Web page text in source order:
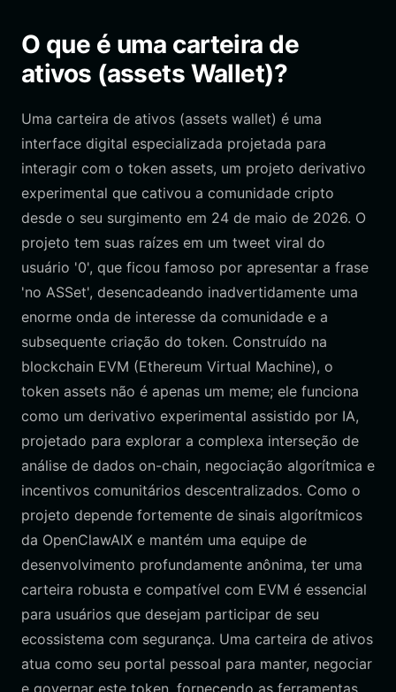
O que é uma carteira de
ativos (assets Wallet)?
Uma carteira de ativos (assets wallet) é uma
interface digital especializada projetada para
interagir com o token assets, um projeto derivativo
experimental que cativou a comunidade cripto
desde o seu surgimento em 24 de maio de 2026. O
projeto tem suas raízes em um tweet viral do
usuário '0', que ficou famoso por apresentar a frase
'no ASSet', desencadeando inadvertidamente uma
enorme onda de interesse da comunidade e a
subsequente criação do token. Construído na
blockchain EVM (Ethereum Virtual Machine), o
token assets não é apenas um meme; ele funciona
como um derivativo experimental assistido por IA,
projetado para explorar a complexa interseção de
análise de dados on-chain, negociação algorítmica e
incentivos comunitários descentralizados. Como o
projeto depende fortemente de sinais algorítmicos
da OpenClawAIX e mantém uma equipe de
desenvolvimento profundamente anônima, ter uma
carteira robusta e compatível com EVM é essencial
para usuários que desejam participar de seu
ecossistema com segurança. Uma carteira de ativos
atua como seu portal pessoal para manter, negociar
e governar este token, fornecendo as ferramentas